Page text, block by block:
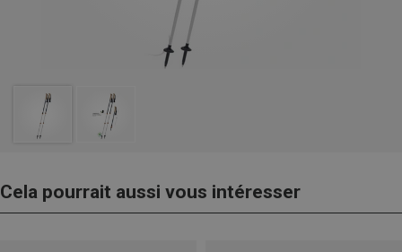
Cela pourrait aussi vous intéresser